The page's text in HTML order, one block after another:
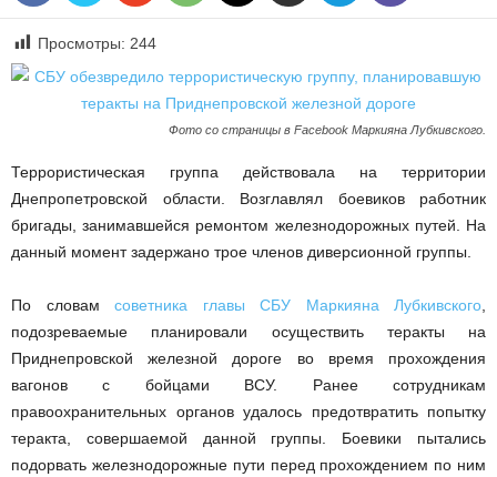
Просмотры: 244
Фото со страницы в Facebook Маркияна Лубкивского.
Террористическая группа действовала на территории
Днепропетровской области. Возглавлял боевиков работник
бригады, занимавшейся ремонтом железнодорожных путей. На
данный момент задержано трое членов диверсионной группы.
По словам советника главы СБУ Маркияна Лубкивского
подозреваемые планировали осуществить теракты на
Приднепровской железной дороге во время прохождения
вагонов с бойцами ВСУ. Ранее сотрудникам
правоохранительных органов удалось предотвратить попытку
теракта, совершаемой данной группы. Боевики пытались
подорвать железнодорожные пути перед прохождением по ним